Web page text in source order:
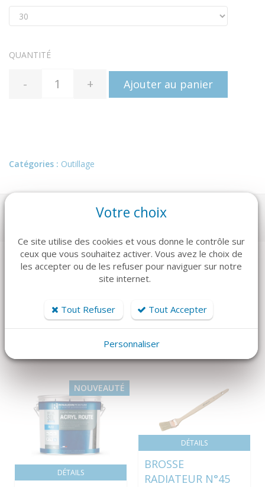
QUANTITÉ
- + Ajouter au panier
Catégories : Outillage
ARTICLES CONNEXES
Dans la même famille de produits, découvrez également ces
produits plébiscités par nos clients
DÉTAILS
NOUVEAUTÉ
DÉTAILS
BROSSE
RADIATEUR N°45
Votre choix
Ce site utilise des cookies et vous donne le contrôle sur
ceux que vous souhaitez activer. Vous avez le choix de
les accepter ou de les refuser pour naviguer sur notre
site internet.
Tout Refuser Tout Accepter
Personnaliser